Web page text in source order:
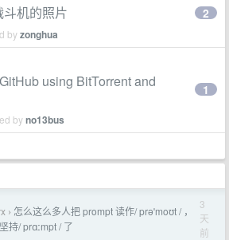
机的照片
byzonghua
2
using BitTorrent and
byno13bus
1
› 怎么这么多人把 prompt 读作/ prəˈmoʊt / ，
持/ prɑːmpt / 了
3
天
前